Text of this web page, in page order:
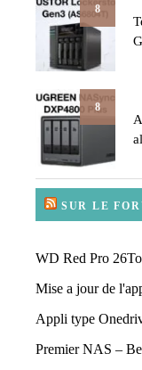
8
8
SUR LE
WD Red Pro 26To
Mise a jour de
Appli type
Premier NAS –